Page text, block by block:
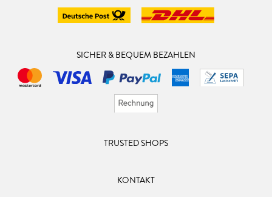
SICHER & BEQUEM BEZAHLEN
TRUSTED SHOPS
KONTAKT